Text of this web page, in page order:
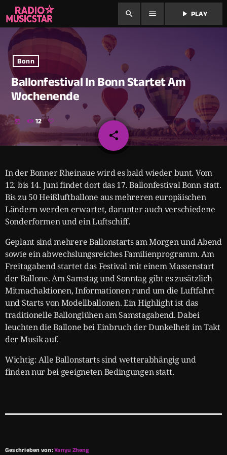
search menu play_arrow PLAY
Bonn
Ballonfestival In Bonn Startet Am
Wochenende
today 12
share
email
In der Bonner Rheinaue wird es bald wieder bunt. Vom
12. bis 14. Juni findet dort das 17. Ballonfestival Bonn statt.
Bis zu 50 Heißluftballone aus mehreren europäischen
Ländern werden erwartet, darunter auch verschiedene
Sonderformen und ein Luftschiff.
Geplant sind mehrere Ballonstarts am Morgen und Abend
sowie ein abwechslungsreiches Familienprogramm. Am
Freitagabend startet das Festival mit einem Massenstart
der Ballone. Am Samstag und Sonntag gibt es zusätzlich
Mitmachaktionen, Informationen rund um die Luftfahrt
und Starts von Modellballonen. Ein Highlight ist das
traditionelle Ballonglühen am Samstagabend. Dabei
leuchten die Ballone bei Einbruch der Dunkelheit im Takt
der Musik auf.
Wichtig: Alle Ballonstarts sind wetterabhängig und
finden nur bei geeigneten Bedingungen statt.
Geschrieben von:Yanyu Zheng